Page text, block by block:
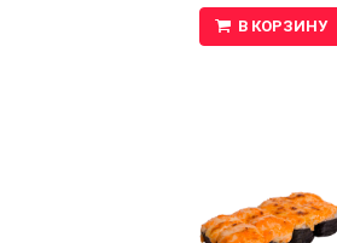
В КОРЗИНУ